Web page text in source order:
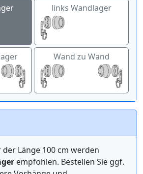
links Wandlager
Wand zu Wand
100 cm werden
empfohlen. Bestellen Sie ggf.